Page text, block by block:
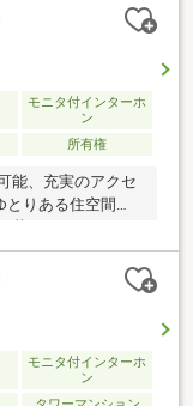
モニタ付インターホ
ン
所有権
能、充実のアクセ
とりある住空間
暮らし。
モニタ付インターホ
ン